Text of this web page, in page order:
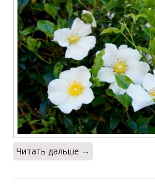
Читать дальше →